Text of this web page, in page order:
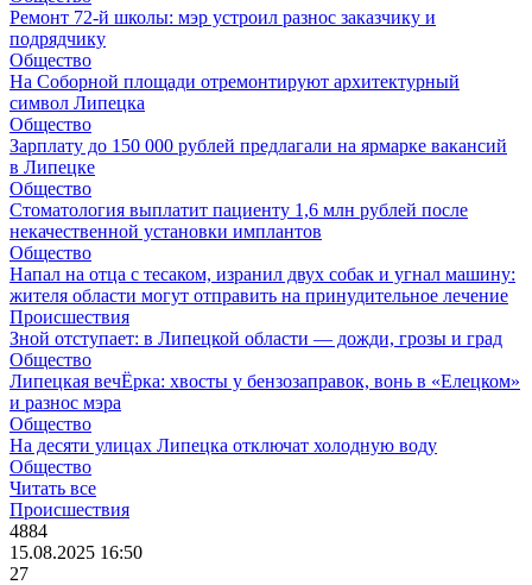
Ремонт 72‑й школы: мэр устроил разнос заказчику и
подрядчику
Общество
На Соборной площади отремонтируют архитектурный
символ Липецка
Общество
Зарплату до 150 000 рублей предлагали на ярмарке вакансий
в Липецке
Общество
Стоматология выплатит пациенту 1,6 млн рублей после
некачественной установки имплантов
Общество
Напал на отца с тесаком, изранил двух собак и угнал машину:
жителя области могут отправить на принудительное лечение
Происшествия
Зной отступает: в Липецкой области — дожди, грозы и град
Общество
Липецкая вечЁрка: хвосты у бензозаправок, вонь в «Елецком»
и разнос мэра
Общество
На десяти улицах Липецка отключат холодную воду
Общество
Читать все
Происшествия
4884
15.08.2025 16:50
27